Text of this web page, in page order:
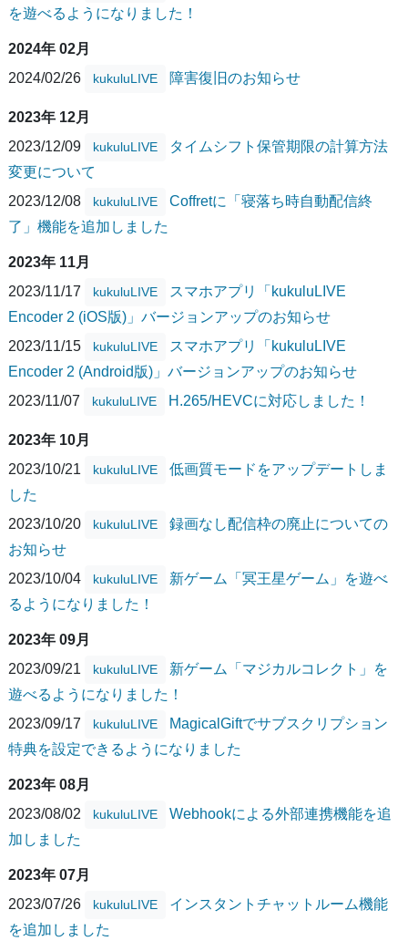
を遊べるようになりました！
2024年 02月
2024/02/26
kukuluLIVE 障害復旧のお知らせ
2023年 12月
2023/12/09
kukuluLIVE
タイムシフト保管期限の計算方法
変更について
2023/12/08
kukuluLIVE
Coffretに「寝落ち時自動配信終
了」機能を追加しました
2023年 11月
2023/11/17
kukuluLIVE
スマホアプリ「kukuluLIVE
Encoder 2 (iOS版)」バージョンアップのお知らせ
2023/11/15
kukuluLIVE
スマホアプリ「kukuluLIVE
Encoder 2 (Android版)」バージョンアップのお知らせ
2023/11/07
kukuluLIVE H.265/HEVCに対応しました！
2023年 10月
2023/10/21
kukuluLIVE
低画質モードをアップデートしま
した
2023/10/20
kukuluLIVE
録画なし配信枠の廃止についての
お知らせ
2023/10/04
kukuluLIVE
新ゲーム「冥王星ゲーム」を遊べ
るようになりました！
2023年 09月
2023/09/21
kukuluLIVE
新ゲーム「マジカルコレクト」を
遊べるようになりました！
2023/09/17
kukuluLIVE
MagicalGiftでサブスクリプション
特典を設定できるようになりました
2023年 08月
2023/08/02
kukuluLIVE
Webhookによる外部連携機能を追
加しました
2023年 07月
2023/07/26
kukuluLIVE
インスタントチャットルーム機能
を追加しました